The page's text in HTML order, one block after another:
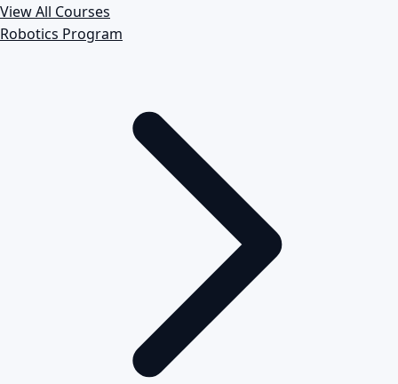
View All Courses
Robotics Program